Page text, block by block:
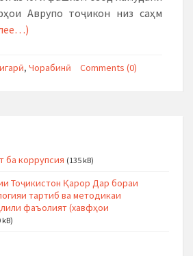
Аврупо тоҷикон низ саҳм
, Чорабинӣ Comments (0)
ба коррупсия (135 kB)
Тоҷикистон Қарор Дар бораи
тартиб ва методикаи
фаъолият (хавфҳои
kB)